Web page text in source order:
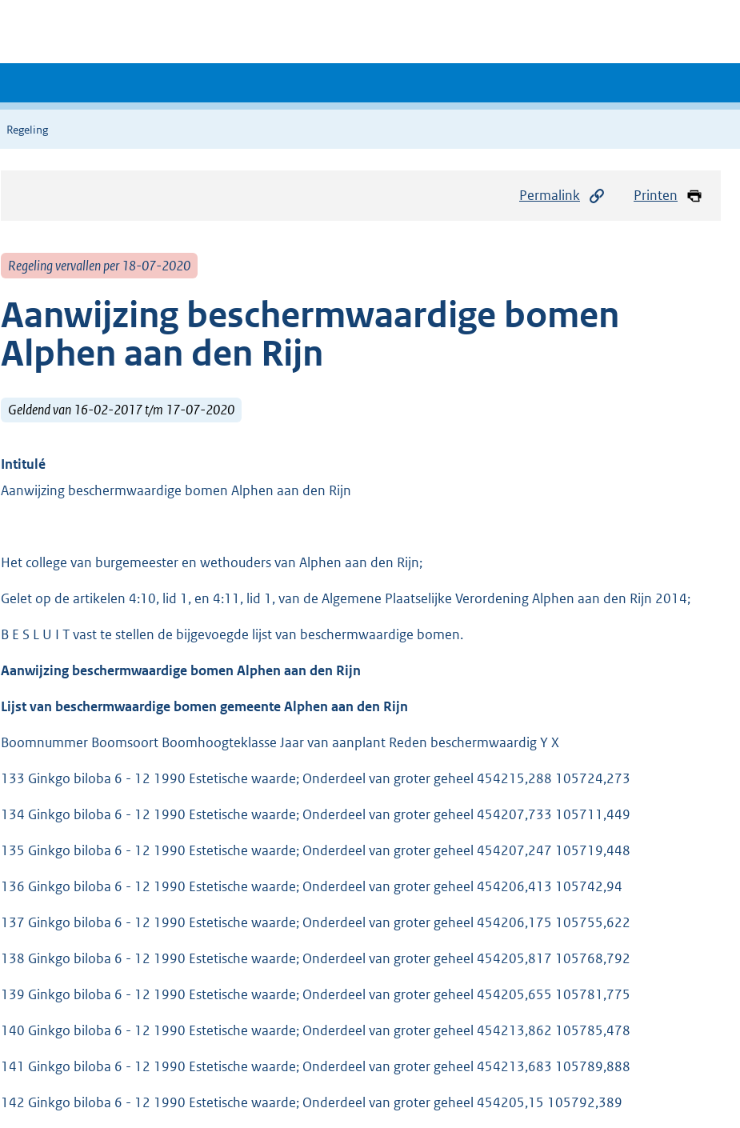
Regeling
Permalink Printen
Regeling vervallen per 18-07-2020
Aanwijzing beschermwaardige bomen
Alphen aan den Rijn
Geldend van 16-02-2017 t/m 17-07-2020
Intitulé
Aanwijzing beschermwaardige bomen Alphen aan den Rijn
Het college van burgemeester en wethouders van Alphen aan den Rijn;
Gelet op de artikelen 4:10, lid 1, en 4:11, lid 1, van de Algemene Plaatselijke Verordening Alphen aan den Rijn 2014;
B E S L U I T vast te stellen de bijgevoegde lijst van beschermwaardige bomen.
Aanwijzing beschermwaardige bomen Alphen aan den Rijn
Lijst van beschermwaardige bomen gemeente Alphen aan den Rijn
Boomnummer Boomsoort Boomhoogteklasse Jaar van aanplant Reden beschermwaardig Y X
133 Ginkgo biloba 6 - 12 1990 Estetische waarde; Onderdeel van groter geheel 454215,288 105724,273
134 Ginkgo biloba 6 - 12 1990 Estetische waarde; Onderdeel van groter geheel 454207,733 105711,449
135 Ginkgo biloba 6 - 12 1990 Estetische waarde; Onderdeel van groter geheel 454207,247 105719,448
136 Ginkgo biloba 6 - 12 1990 Estetische waarde; Onderdeel van groter geheel 454206,413 105742,94
137 Ginkgo biloba 6 - 12 1990 Estetische waarde; Onderdeel van groter geheel 454206,175 105755,622
138 Ginkgo biloba 6 - 12 1990 Estetische waarde; Onderdeel van groter geheel 454205,817 105768,792
139 Ginkgo biloba 6 - 12 1990 Estetische waarde; Onderdeel van groter geheel 454205,655 105781,775
140 Ginkgo biloba 6 - 12 1990 Estetische waarde; Onderdeel van groter geheel 454213,862 105785,478
141 Ginkgo biloba 6 - 12 1990 Estetische waarde; Onderdeel van groter geheel 454213,683 105789,888
142 Ginkgo biloba 6 - 12 1990 Estetische waarde; Onderdeel van groter geheel 454205,15 105792,389